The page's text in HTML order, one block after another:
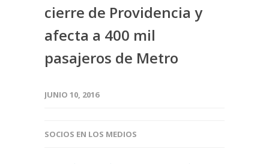
cierre de Providencia y
afecta a 400 mil
pasajeros de Metro
JUNIO 10, 2016
SOCIOS EN LOS MEDIOS